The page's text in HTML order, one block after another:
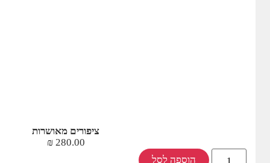
ציפורים מאושרות
280.00
₪
הוספה לסל